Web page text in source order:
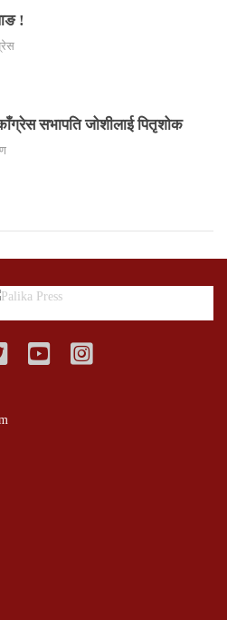
!
सभापति जोशीलाई पितृशोक